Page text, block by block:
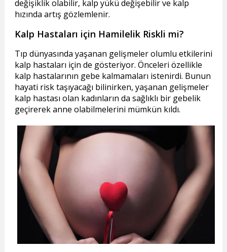
değişiklik olabilir, kalp yükü değişebilir ve kalp
hızında artış gözlemlenir.
Kalp Hastaları için Hamilelik Riskli mi?
Tıp dünyasında yaşanan gelişmeler olumlu etkilerini
kalp hastaları için de gösteriyor. Önceleri özellikle
kalp hastalarının gebe kalmamaları istenirdi. Bunun
hayati risk taşıyacağı bilinirken, yaşanan gelişmeler
kalp hastası olan kadınların da sağlıklı bir gebelik
geçirerek anne olabilmelerini mümkün kıldı.